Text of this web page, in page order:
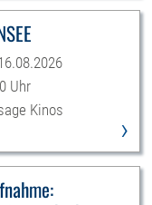
Uhr
Kinos
›